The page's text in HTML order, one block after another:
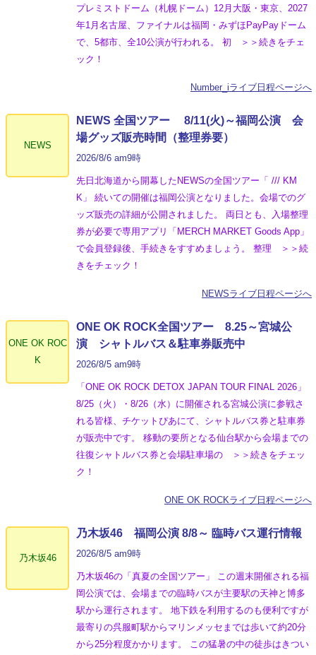
プレミストドーム（札幌ドーム）12月大阪・東京、2027
年1月名古屋、ファイナルは福岡・みずほPayPayドーム
で、5都市、全10公演が行われる。 初 ＞＞続きをチェ
ック！
Number_iライブ日程ページへ
NEWS
NEWS 全国ツアー 8/11(火)～福岡公演 会
場グッズ販売時間（整理券要）
2026/8/6 am9時
先日北海道から開幕したNEWSの全国ツアー「 /// KM
K」 続いての開催は福岡公演となりました。会場でのグ
ッズ販売の詳細が公開されました。 両日とも、入場整理
券が必要で専用アプリ「MERCH MARKET Goods App」
で会員登録後、手続きをすすめましょう。 整理 ＞＞続
きをチェック！
NEWSライブ日程ページへ
ONE OK ROC
K
ONE OK ROCK全国ツアー 8.25～宮城公
演 シャトルバス＆駐車券販売中
2026/8/5 am9時
「ONE OK ROCK DETOX JAPAN TOUR FINAL 2026」
8/25（火）・8/26（水）に開催される宮城公演に参戦さ
れる皆様、チケットぴあにて、シャトルバス券と駐車券
が販売中です。 移動の要所となる仙台駅から会場までの
往復シャトルバス券と会場駐車場の ＞＞続きをチェッ
ク！
ONE OK ROCKライブ日程ページへ
乃木坂46
乃木坂46 福岡公演 8/8～ 臨時バス運行情報
2026/8/5 am9時
乃木坂46の「真夏の全国ツアー」 この週末開催される福
岡公演では、会場までの臨時バスが主要駅の天神と博多
駅から運行されます。 地下鉄を利用するのも便利ですが
最寄りの呉服町駅からマリンメッセまでは歩いて約20分
から25分程度かかります。 この猛暑の中の徒歩はきつい